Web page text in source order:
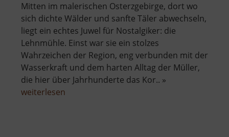
Mitten im malerischen Osterzgebirge, dort wo
sich dichte Wälder und sanfte Täler abwechseln,
liegt ein echtes Juwel für Nostalgiker: die
Lehnmühle. Einst war sie ein stolzes
Wahrzeichen der Region, eng verbunden mit der
Wasserkraft und dem harten Alltag der Müller,
die hier über Jahrhunderte das Kor.. »
weiterlesen